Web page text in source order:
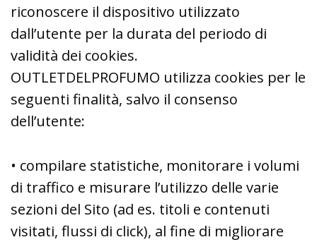
riconoscere il dispositivo utilizzato
dall’utente per la durata del periodo di
validità dei cookies.
OUTLETDELPROFUMO utilizza cookies per le
seguenti finalità, salvo il consenso
dell’utente:
• compilare statistiche, monitorare i volumi
di traffico e misurare l’utilizzo delle varie
sezioni del Sito (ad es. titoli e contenuti
visitati, flussi di click), al fine di migliorare